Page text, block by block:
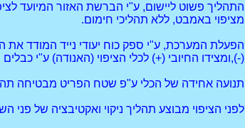
התהליך פשוט ליישום, ע"י הברשת האזור המיועד
מציפוי באמבט, ללא תהליכי חימום.
הפעלת המערכת, ע"י ספק כוח יעודי נייד המודד את
(-),ומצידו החיובי (+) לכלי הציפוי (האנודה) ע"י
תנועה אחידה של הכלי ע"פ שטח הפריט מבטיחה
לפני הציפוי מבוצע תהליך ניקוי ואקטיבציה של